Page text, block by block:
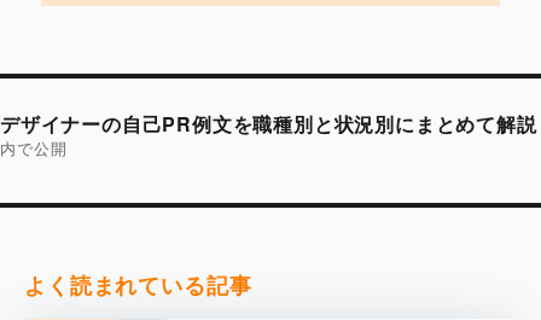
ズ
投
ナ
ビ
ゲ
シ
デザイナーの自己PR例文を職種別と状況別にまとめて解説
内で公開
よく読まれている記事